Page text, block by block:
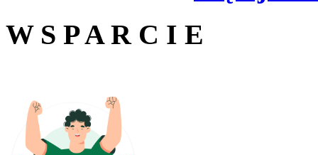
W S P A R C I E